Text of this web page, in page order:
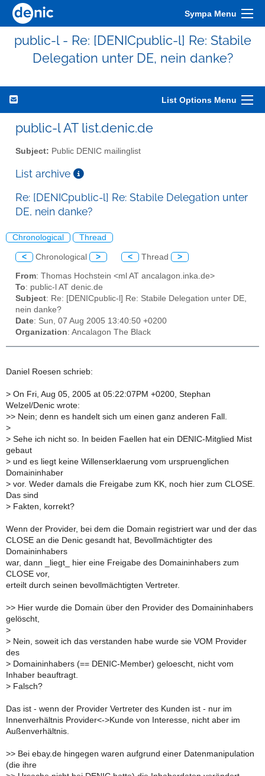
Sympa Menu
public-l - Re: [DENICpublic-l] Re: Stabile
Delegation unter DE, nein danke?
List Options Menu
public-l AT list.denic.de
Subject: Public DENIC mailinglist
List archive
Re: [DENICpublic-l] Re: Stabile Delegation unter
DE, nein danke?
Chronological Thread
< Chronological > < Thread >
From: Thomas Hochstein <ml AT ancalagon.inka.de>
To: public-l AT denic.de
Subject: Re: [DENICpublic-l] Re: Stabile Delegation unter DE,
nein danke?
Date: Sun, 07 Aug 2005 13:40:50 +0200
Organization: Ancalagon The Black
Daniel Roesen schrieb:
> On Fri, Aug 05, 2005 at 05:22:07PM +0200, Stephan
Welzel/Denic wrote:
>> Nein; denn es handelt sich um einen ganz anderen Fall.
>
> Sehe ich nicht so. In beiden Faellen hat ein DENIC-Mitglied Mist
gebaut
> und es liegt keine Willenserklaerung vom urspruenglichen
Domaininhaber
> vor. Weder damals die Freigabe zum KK, noch hier zum CLOSE.
Das sind
> Fakten, korrekt?
Wenn der Provider, bei dem die Domain registriert war und der das
CLOSE an die Denic gesandt hat, Bevollmächtigter des
Domaininhabers
war, dann _liegt_ hier eine Freigabe des Domaininhabers zum
CLOSE vor,
erteilt durch seinen bevollmächtigten Vertreter.
>> Hier wurde die Domain über den Provider des Domaininhabers
gelöscht,
>
> Nein, soweit ich das verstanden habe wurde sie VOM Provider
des
> Domaininhabers (== DENIC-Member) geloescht, nicht vom
Inhaber beauftragt.
> Falsch?
Das ist - wenn der Provider Vertreter des Kunden ist - nur im
Innenverhältnis Provider<->Kunde von Interesse, nicht aber im
Außenverhältnis.
>> Bei ebay.de hingegen waren aufgrund einer Datenmanipulation
(die ihre